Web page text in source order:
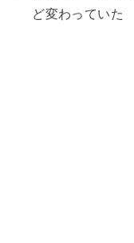
ど変わっていた